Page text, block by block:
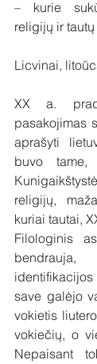
– kurie
religijų ir
Licvinai,
XX a.
pasakojimas
aprašyti
buvo tame,
religijų,
kuriai tautai,
Filologinis
identifikacijos
save galėjo
vokietis
vokiečių, o
Nepaisant